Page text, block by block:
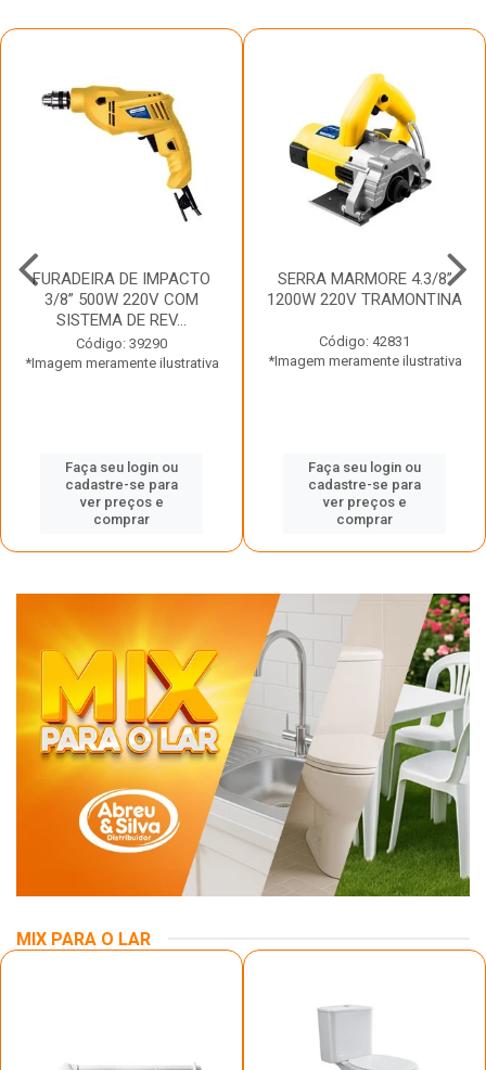
FURADEIRA DE IMPACTO
3/8” 500W 220V COM
SISTEMA DE REV...
Código: 39290
*Imagem meramente ilustrativa
Faça seu login ou
cadastre-se para
ver preços e
comprar
SERRA MARMORE 4.3/8”
1200W 220V TRAMONTINA
Código: 42831
*Imagem meramente ilustrativa
Faça seu login ou
cadastre-se para
ver preços e
comprar
MIX PARA O LAR